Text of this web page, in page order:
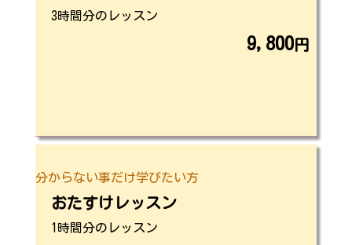
3時間分のレッスン
9,800 円
分からない事だけ学びたい方
おたすけレッスン
1時間分のレッスン